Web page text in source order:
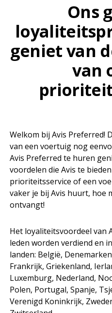
Ons
geniet van
van
Welkom bij Avis Preferred!
van een voertuig nog
Avis Preferred te huren
voordelen die Avis te
prioriteitsservice of een
vaker je bij Avis huurt, hoe
ontvangt!
Het loyaliteitsvoordeel van
leden worden verdiend en
landen: België,
Frankrijk, Griekenland,
Luxemburg, Nederland,
Polen, Portugal, Spanje,
Verenigd Koninkrijk,